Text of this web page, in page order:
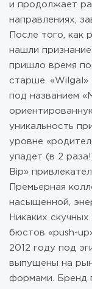
и продолжает
направлениях,
После того, как
нашли
пришло время
старше. «Wilgal»
под названием
уникальность
уровне
упадет (в 2
Bip»
Премьерная
насыщенной,
Никаких
бюстов «push-
2012 году под
выпущены на
формами. Бренд